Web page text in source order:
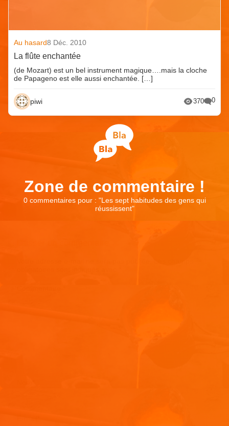
Au hasard8 Déc. 2010
La flûte enchantée
(de Mozart) est un bel instrument magique….mais la cloche
de Papageno est elle aussi enchantée. […]
piwi 370 0
Zone de commentaire !
0 commentaires pour : "Les sept habitudes des gens qui
réussissent"